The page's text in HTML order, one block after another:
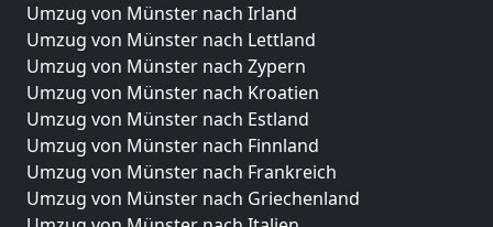
Umzug von Münster nach Irland
Umzug von Münster nach Lettland
Umzug von Münster nach Zypern
Umzug von Münster nach Kroatien
Umzug von Münster nach Estland
Umzug von Münster nach Finnland
Umzug von Münster nach Frankreich
Umzug von Münster nach Griechenland